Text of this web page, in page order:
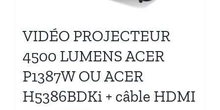
VIDÉO PROJECTEUR
4500 LUMENS ACER
P1387W OU ACER
H5386BDKi + câble HDMI